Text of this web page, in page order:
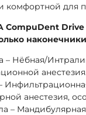
комфортной для
CompuDent
– Нёбная/
анестезия.
анестезия,
–